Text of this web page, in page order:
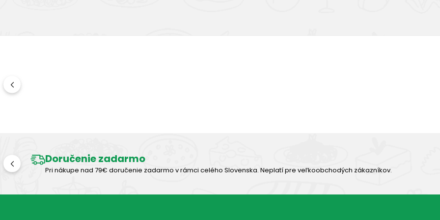
Doručenie zadarmo
Pri nákupe nad 79€ doručenie zadarmo v rámci celého Slovenska. Neplatí pre veľkoobchodých zákazníkov.